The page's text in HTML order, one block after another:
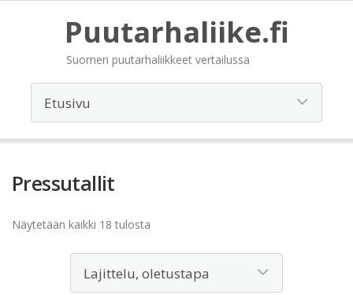
Puutarhaliike.fi
Suomen puutarhaliikkeet vertailussa
Pressutallit
Näytetään kaikki 18 tulosta